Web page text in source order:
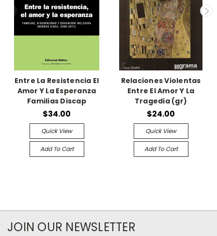
Entre La Resistencia El
Amor Y La Esperanza
Familias Discap
$34.00
Quick View
Add To Cart
Relaciones Violentas
Entre El Amor Y La
Tragedia (gr)
$24.00
Quick View
Add To Cart
JOIN OUR NEWSLETTER